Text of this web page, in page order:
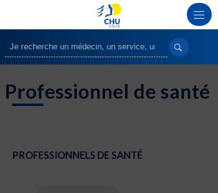
Professionnel de santé
PROFESSIONNELS DE SANTÉ